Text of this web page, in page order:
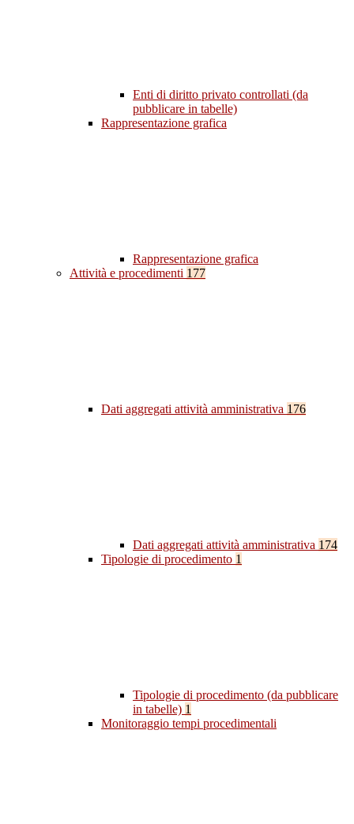
Enti di diritto privato controllati (da
pubblicare in tabelle)
Rappresentazione grafica
Rappresentazione grafica
Attività e procedimenti 177
Dati aggregati attività amministrativa 176
Dati aggregati attività amministrativa 174
Tipologie di procedimento 1
Tipologie di procedimento (da pubblicare
in tabelle) 1
Monitoraggio tempi procedimentali